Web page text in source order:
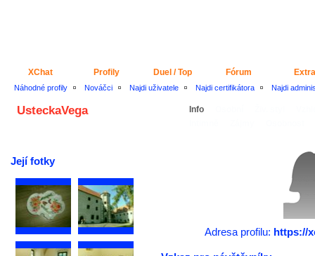
XChat Profily Duel / Top Fórum Extra
Náhodné profily Nováčci Najdi uživatele Najdi certifikátora Najdi
UsteckaVega Info
Její fotky
Adresa profilu: https://